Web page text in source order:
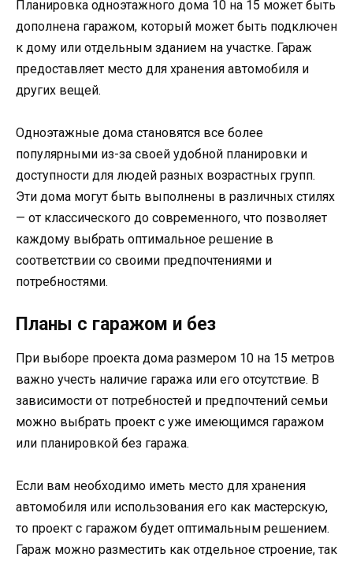
Планировка одноэтажного дома 10 на 15 может быть
дополнена гаражом, который может быть подключен
к дому или отдельным зданием на участке. Гараж
предоставляет место для хранения автомобиля и
других вещей.
Одноэтажные дома становятся все более
популярными из-за своей удобной планировки и
доступности для людей разных возрастных групп.
Эти дома могут быть выполнены в различных стилях
— от классического до современного, что позволяет
каждому выбрать оптимальное решение в
соответствии со своими предпочтениями и
потребностями.
Планы с гаражом и без
При выборе проекта дома размером 10 на 15 метров
важно учесть наличие гаража или его отсутствие. В
зависимости от потребностей и предпочтений семьи
можно выбрать проект с уже имеющимся гаражом
или планировкой без гаража.
Если вам необходимо иметь место для хранения
автомобиля или использования его как мастерскую,
то проект с гаражом будет оптимальным решением.
Гараж можно разместить как отдельное строение, так